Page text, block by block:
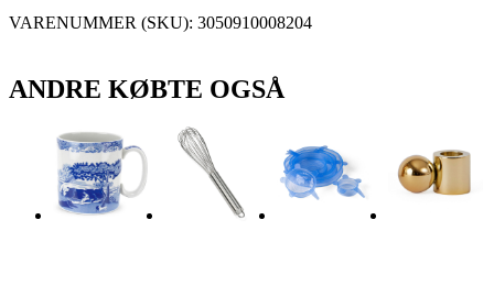
VARENUMMER (SKU): 3050910008204
ANDRE KØBTE OGSÅ